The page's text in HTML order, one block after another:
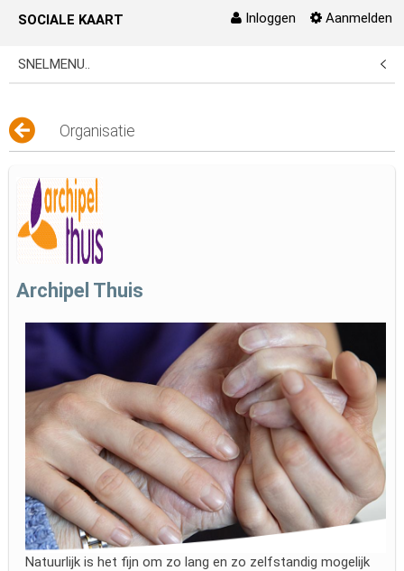
Naar content
Inloggen Aanmelden
SOCIALE KAART
SNELMENU..
Organisatie
Archipel Thuis
Natuurlijk is het fijn om zo lang en zo zelfstandig mogelijk